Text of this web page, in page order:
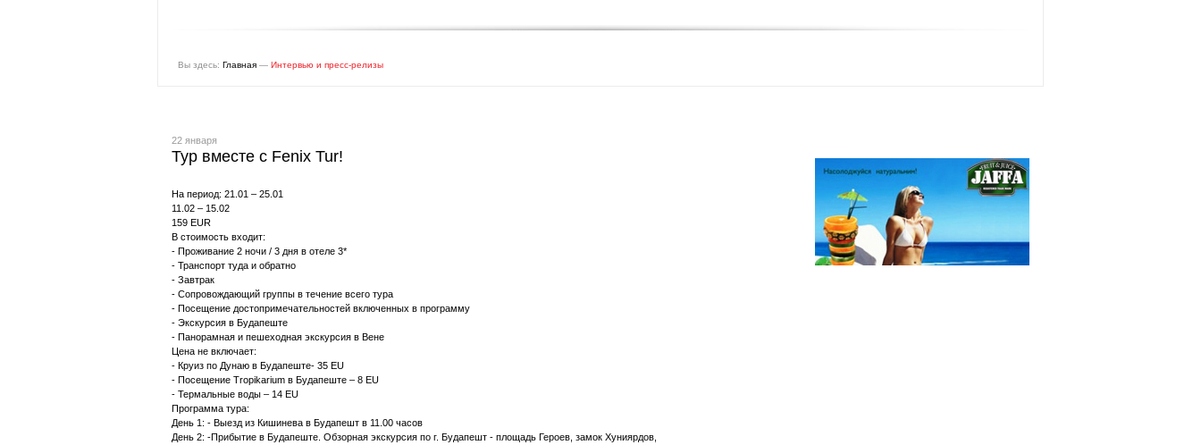
Вы здесь: Главная — Интервью и пресс-релизы
22 января
Тур вместе с Fenix Tur!
На период: 21.01 – 25.01
11.02 – 15.02
159 EUR
В стоимость входит:
- Проживание 2 ночи / 3 дня в отеле 3*
- Транспорт туда и обратно
- Завтрак
- Сопровождающий группы в течение всего тура
- Посещение достопримечательностей включенных в программу
- Экскурсия в Будапеште
- Панорамная и пешеходная экскурсия в Вене
Цена не включает:
- Круиз по Дунаю в Будапеште- 35 EU
- Посещение Tropikarium в Будапеште – 8 EU
- Термальные воды – 14 EU
Программа тура:
День 1: - Выезд из Кишинева в Будапешт в 11.00 часов
День 2: -Прибытие в Будапеште. Обзорная экскурсия по г. Будапешт - площадь Героев, замок Хуниярдов,